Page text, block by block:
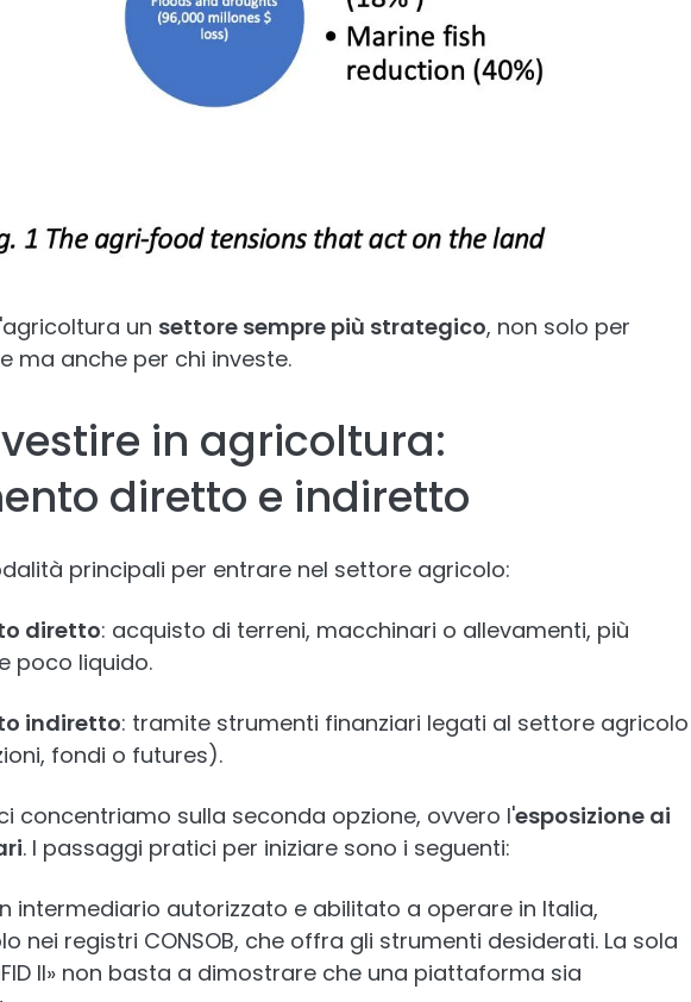
un settore sempre più strategico, non solo per
ma anche per chi investe.
in agricoltura:
diretto e indiretto
principali per entrare nel settore agricolo:
diretto: acquisto di terreni, macchinari o allevamenti, più
poco liquido.
indiretto: tramite strumenti finanziari legati al settore agricolo
fondi o futures).
concentriamo sulla seconda opzione, ovvero l'esposizione ai
. I passaggi pratici per iniziare sono i seguenti:
intermediario autorizzato e abilitato a operare in Italia,
nei registri CONSOB, che offra gli strumenti desiderati. La sola
II» non basta a dimostrare che una piattaforma sia